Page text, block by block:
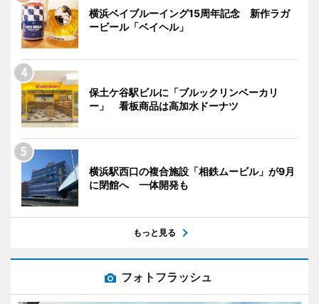
横浜ベイブルーイング15周年記念 新作ラガ
ービール「ベイヘル」
保土ケ谷駅ビルに「ブルックリンベーカリ
ー」 看板商品は高加水ドーナツ
横浜駅西口の複合施設「相鉄ムービル」が9月
に閉館へ 一体開発も
もっと見る
フォトフラッシュ